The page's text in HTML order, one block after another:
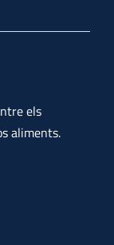
els
aliments.